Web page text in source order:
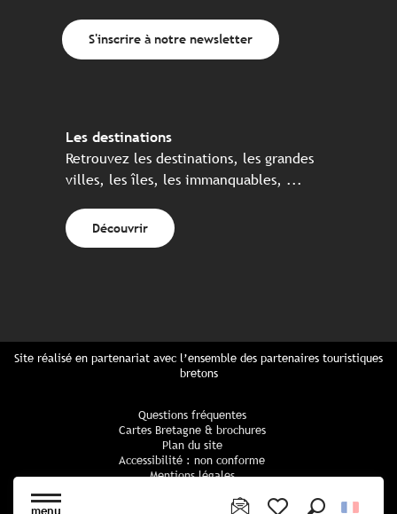
menu
S'inscrire à notre newsletter
Les destinations
Retrouvez les destinations, les grandes
villes, les îles, les immanquables, ...
Découvrir
Site réalisé en partenariat avec l’ensemble des partenaires touristiques
bretons
Questions fréquentes
Cartes Bretagne & brochures
Plan du site
Accessibilité : non conforme
Mentions légales
Politique cookies